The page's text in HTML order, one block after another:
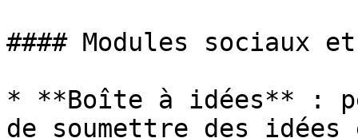
#### Modules sociaux
* **Boîte à idées** :
de soumettre des